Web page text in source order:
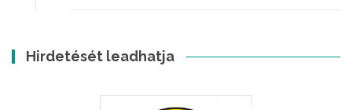
Hirdetését leadhatja